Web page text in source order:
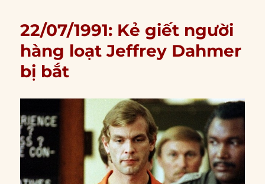
22/07/1991: Kẻ giết người
hàng loạt Jeffrey Dahmer
bị bắt